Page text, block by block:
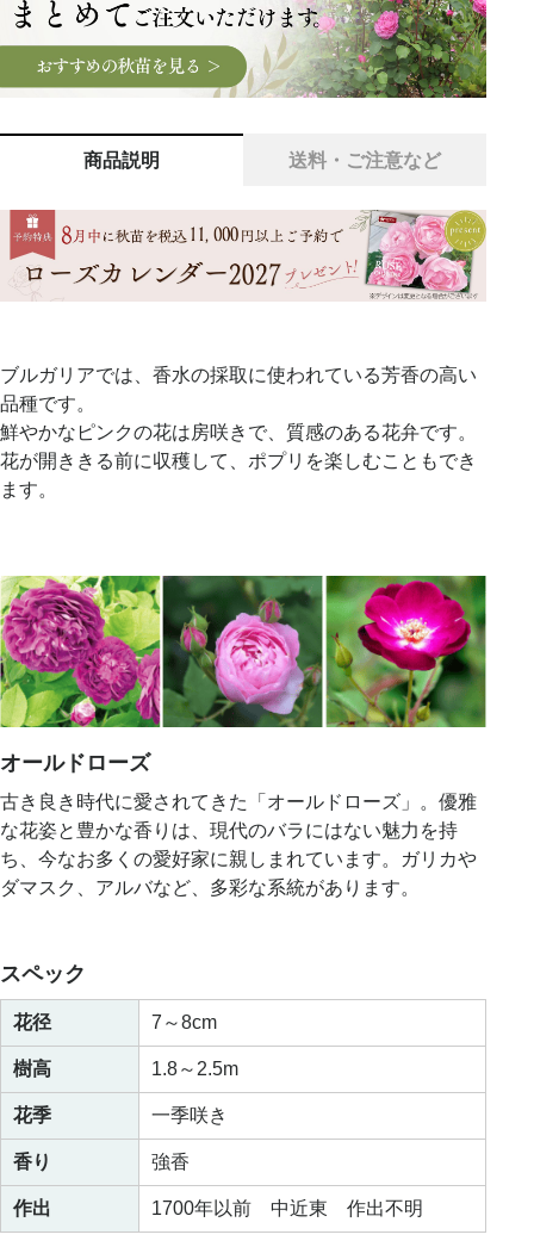
商品説明 送料・ご注意など
オールドローズ
古き良き時代に愛されてきた「オールドローズ」。優雅
な花姿と豊かな香りは、現代のバラにはない魅力を持
ち、今なお多くの愛好家に親しまれています。ガリカや
ダマスク、アルバなど、多彩な系統があります。
ブルガリアでは、香水の採取に使われている芳香の高い
品種です。
鮮やかなピンクの花は房咲きで、質感のある花弁です。
花が開ききる前に収穫して、ポプリを楽しむこともでき
ます。
スペック
花径 7～8cm
樹高 1.8～2.5m
花季 一季咲き
香り 強香
作出 1700年以前 中近東 作出不明